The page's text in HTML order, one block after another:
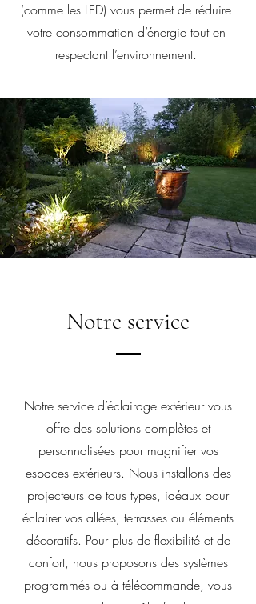
(comme les LED) vous permet de réduire
votre consommation d’énergie tout en
respectant l’environnement.
Notre service
Notre service d’éclairage extérieur vous
offre des solutions complètes et
personnalisées pour magnifier vos
espaces extérieurs. Nous installons des
projecteurs de tous types, idéaux pour
éclairer vos allées, terrasses ou éléments
décoratifs. Pour plus de flexibilité et de
confort, nous proposons des systèmes
programmés ou à télécommande, vous